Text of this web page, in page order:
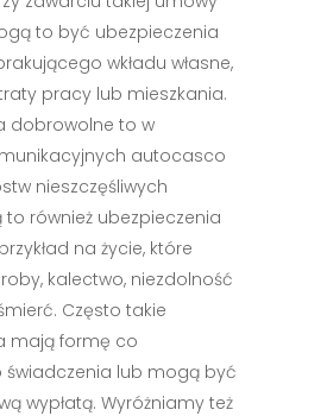
to być ubezpieczenia
wkładu własne,
pracy lub mieszkania.
dobrowolne to w
autocasco
nieszczęśliwych
to również ubezpieczenia
na życie, które
kalectwo, niezdolność
Często takie
mają formę co
świadczenia lub mogą być
wypłatą. Wyróżniamy też